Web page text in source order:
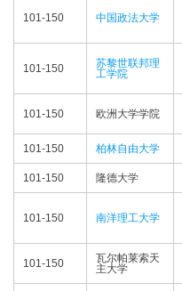
101-150 中国政法大学
101-150
苏黎世联邦理
工学院
101-150 欧洲大学学院
101-150 柏林自由大学
101-150 隆德大学
101-150 南洋理工大学
101-150
瓦尔帕莱索天
主大学